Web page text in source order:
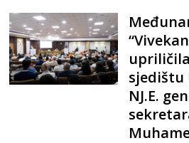
sjedištu
NJ.E.